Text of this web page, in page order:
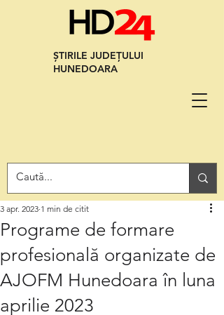
ȘTIRILE JUDEȚULUI
HUNEDOARA
Programe de formare
profesională organizate de
AJOFM Hunedoara în luna
aprilie 2023
3 apr. 2023 1 min de citit